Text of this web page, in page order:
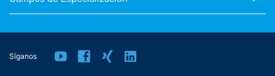
Síganos